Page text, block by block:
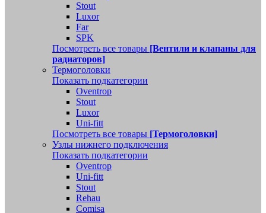
Stout
Luxor
Far
SPK
Посмотреть все товары [Вентили и клапаны для
радиаторов]
Термоголовки
Показать подкатегории
Oventrop
Stout
Luxor
Uni-fitt
Посмотреть все товары [Термоголовки]
Узлы нижнего подключения
Показать подкатегории
Oventrop
Uni-fitt
Stout
Rehau
Comisa